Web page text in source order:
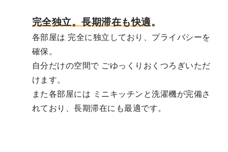
完全独立。長期滞在も快適。
各部屋は 完全に独立しており、プライバシーを
確保。
自分だけの空間で ごゆっくりおくつろぎいただ
けます。
また各部屋には ミニキッチンと洗濯機が完備さ
れており、長期滞在にも最適です。